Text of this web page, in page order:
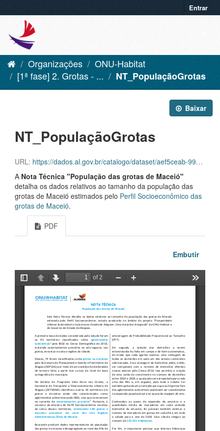
Entrar
Organizações
ONU-Habitat
[1ª fase] 2. Grotas - ...
NT_PopulaçãoGrotas
Baixar
NT_PopulaçãoGrotas
URL: https://dados.al.gov.br/catalogo/dataset/aef5ceab-996e-42ad-8b07-35bf38e6bf9a/resource/6e738455-e9a8-4d47-a7aa-6227dbca21a2/download/notatecnicaonuhabitatpopulacaodegrotas1.pdf
A Nota Técnica "População das grotas de Maceió"
detalha os dados relativos ao tamanho da população das
grotas de Maceió estimados pelo Perfil Socioeconômico das
grotas de Maceió.
PDF
Embutir